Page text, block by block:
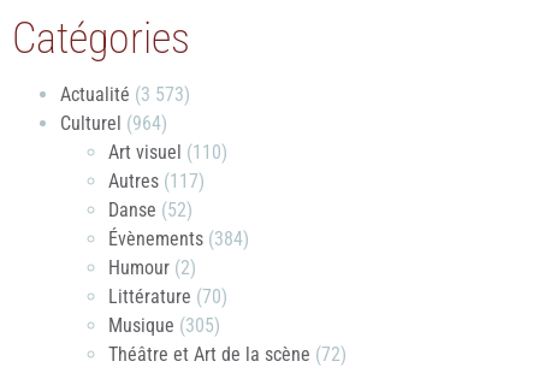
Catégories
Actualité (3 573)
Culturel (964)
Art visuel (110)
Autres (117)
Danse (52)
Évènements (384)
Humour (2)
Littérature (70)
Musique (305)
Théâtre et Art de la scène (72)